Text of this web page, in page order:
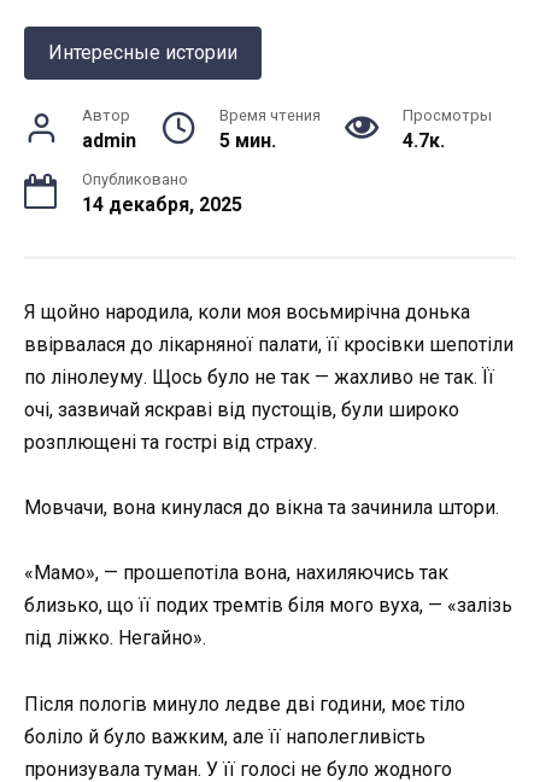
Интересные истории
Автор
admin
Время чтения
5 мин.
Просмотры
4.7к.
Опубликовано
14 декабря, 2025
Я щойно народила, коли моя восьмирічна донька
ввірвалася до лікарняної палати, її кросівки шепотіли
по лінолеуму. Щось було не так — жахливо не так. Її
очі, зазвичай яскраві від пустощів, були широко
розплющені та гострі від страху.
Мовчачи, вона кинулася до вікна та зачинила штори.
«Мамо», — прошепотіла вона, нахиляючись так
близько, що її подих тремтів біля мого вуха, — «залізь
під ліжко. Негайно».
Після пологів минуло ледве дві години, моє тіло
боліло й було важким, але її наполегливість
пронизувала туман. У її голосі не було жодного